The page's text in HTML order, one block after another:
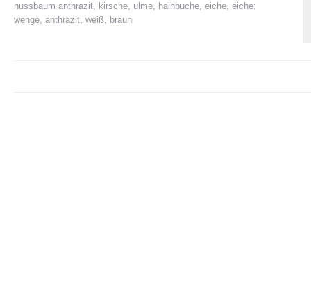
nussbaum anthrazit, kirsche, ulme, hainbuche, eiche, eiche:
wenge, anthrazit, weiß, braun